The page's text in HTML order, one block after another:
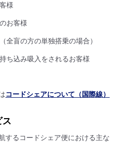
様
お客様
全盲の方の単独搭乗の場合）
ち込み吸入をされるお客様
コードシェアについて（国際線）
ス
するコードシェア便における主な